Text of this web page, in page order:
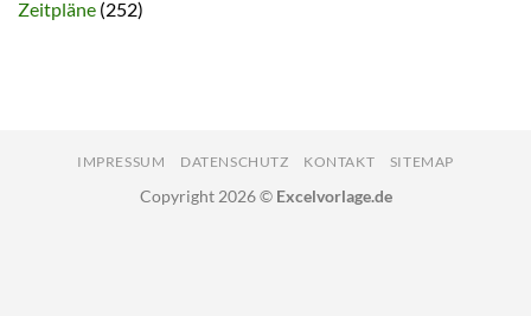
Zeitpläne (252)
IMPRESSUM DATENSCHUTZ KONTAKT SITEMAP
Copyright 2026 © Excelvorlage.de